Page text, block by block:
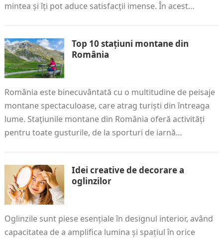
mintea și îți pot aduce satisfacții imense. În acest…
Top 10 stațiuni montane din
România
România este binecuvântată cu o multitudine de peisaje
montane spectaculoase, care atrag turiști din întreaga
lume. Stațiunile montane din România oferă activități
pentru toate gusturile, de la sporturi de iarnă…
Idei creative de decorare a
oglinzilor
Oglinzile sunt piese esențiale în designul interior, având
capacitatea de a amplifica lumina și spațiul în orice